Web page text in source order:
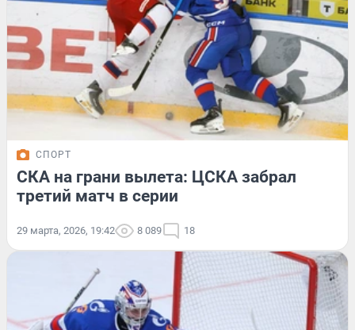
СПОРТ
СКА на грани вылета: ЦСКА забрал
третий матч в серии
29 марта, 2026, 19:42 8 089 18